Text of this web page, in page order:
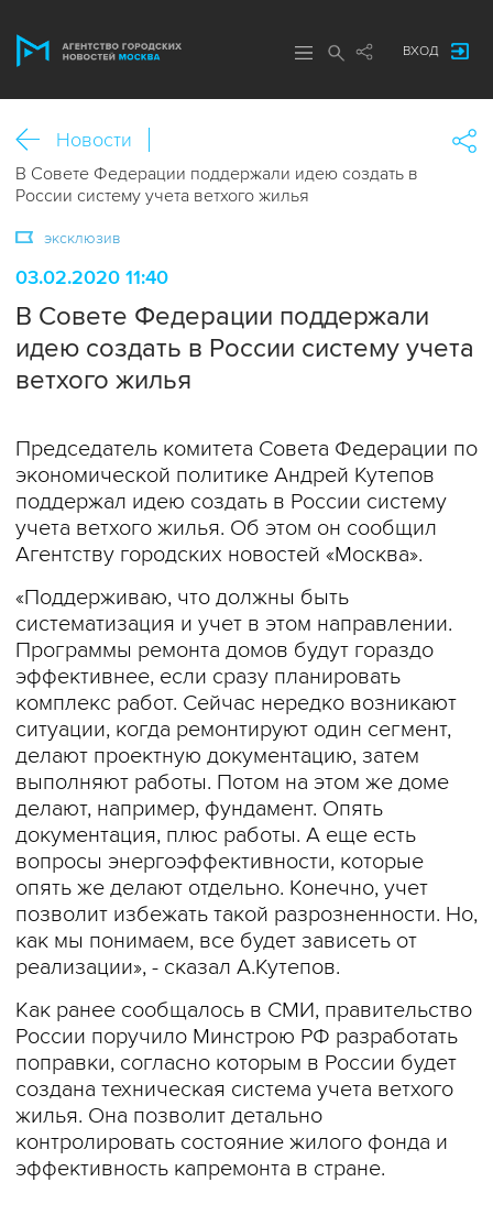
ВХОД
Новости
В Совете Федерации поддержали идею создать в
России систему учета ветхого жилья
эксклюзив
03.02.2020 11:40
В Совете Федерации поддержали
идею создать в России систему учета
ветхого жилья
Председатель комитета Совета Федерации по
экономической политике Андрей Кутепов
поддержал идею создать в России систему
учета ветхого жилья. Об этом он сообщил
Агентству городских новостей «Москва».
«Поддерживаю, что должны быть
систематизация и учет в этом направлении.
Программы ремонта домов будут гораздо
эффективнее, если сразу планировать
комплекс работ. Сейчас нередко возникают
ситуации, когда ремонтируют один сегмент,
делают проектную документацию, затем
выполняют работы. Потом на этом же доме
делают, например, фундамент. Опять
документация, плюс работы. А еще есть
вопросы энергоэффективности, которые
опять же делают отдельно. Конечно, учет
позволит избежать такой разрозненности. Но,
как мы понимаем, все будет зависеть от
реализации», - сказал А.Кутепов.
Как ранее сообщалось в СМИ, правительство
России поручило Минстрою РФ разработать
поправки, согласно которым в России будет
создана техническая система учета ветхого
жилья. Она позволит детально
контролировать состояние жилого фонда и
эффективность капремонта в стране.